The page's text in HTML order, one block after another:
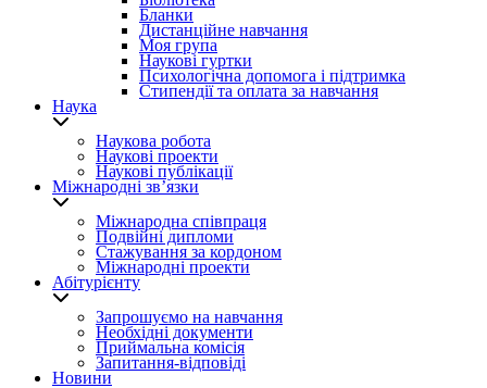
Бланки
Дистанційне навчання
Моя група
Наукові гуртки
Психологічна допомога і підтримка
Стипендії та оплата за навчання
Наука
Наукова робота
Наукові проекти
Наукові публікації
Міжнародні зв’язки
Міжнародна співпраця
Подвійні дипломи
Стажування за кордоном
Міжнародні проекти
Абітурієнту
Запрошуємо на навчання
Необхідні документи
Приймальна комісія
Запитання-відповіді
Новини